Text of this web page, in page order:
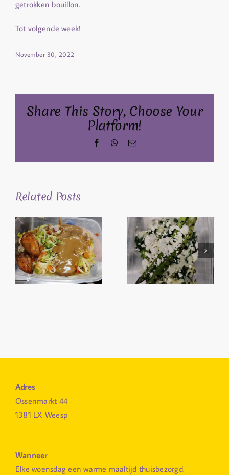
getrokken bouillon.
Tot volgende week!
November 30, 2022
Share This Story, Choose Your
Platform!
FacebookWhatsApp
Email
Related Posts
Adres
Ossenmarkt 44
1381 LX Weesp
Wanneer
Elke woensdag een warme maaltijd thuisbezorgd.